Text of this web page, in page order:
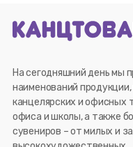
На сегодняшний день мы
наименований
канцелярских и офисных
офиса и школы, а также
сувениров – от милых и